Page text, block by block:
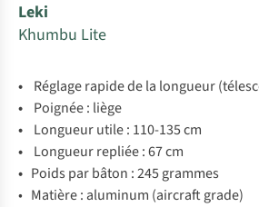
Leki
Khumbu Lite
• Réglage rapide de la longueur
• Poignée : liège
• Longueur utile : 110-135 cm
• Longueur repliée : 67cm
• Poids par bâton : 245 grammes
• Matière : aluminum (aircraft grade)